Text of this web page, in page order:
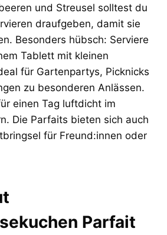
und Streusel solltest du
draufgeben, damit sie
Besonders hübsch: Serviere
Tablett mit kleinen
für Gartenpartys, Picknicks
zu besonderen Anlässen.
einen Tag luftdicht im
Die Parfaits bieten sich auch
für Freund:innen oder
Parfait